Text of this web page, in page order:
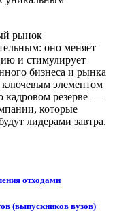
рынок
оно меняет
и стимулирует
бизнеса и рынка
ключевым элементом
кадровом резерве —
которые
лидерами завтра.
отходами
(выпускников вузов)